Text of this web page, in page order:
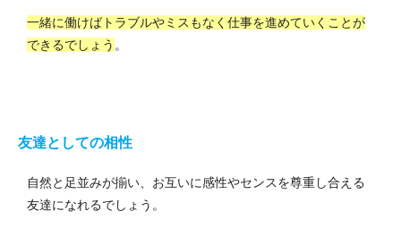
一緒に働けばトラブルやミスもなく仕事を進めていくことが
できるでしょう 。
友達としての相性
自然と足並みが揃い、お互いに感性やセンスを尊重し合える
友達になれるでしょう。